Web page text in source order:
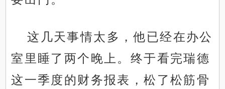
这几天事情太多，他已经在办公
室里睡了两个晚上。终于看完瑞德
这一季度的财务报表，松了松筋骨